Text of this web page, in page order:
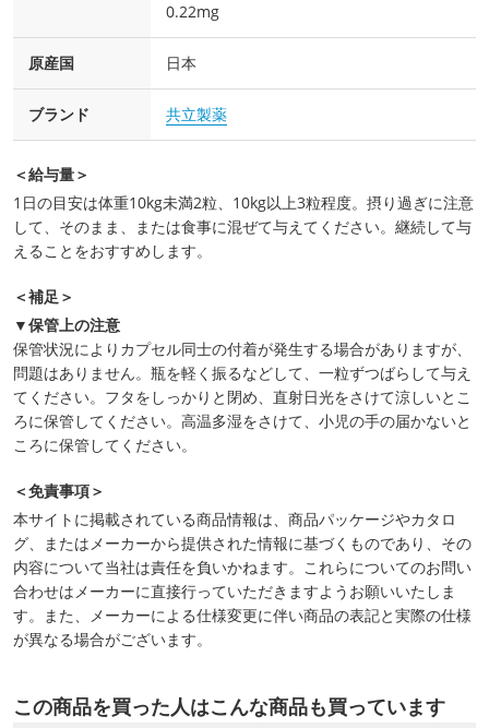
0.22mg
原産国 日本
ブランド 共立製薬
＜給与量＞
1日の目安は体重10kg未満2粒、10kg以上3粒程度。摂り過ぎに注意
して、そのまま、または食事に混ぜて与えてください。継続して与
えることをおすすめします。
＜補足＞
▼保管上の注意
保管状況によりカプセル同士の付着が発生する場合がありますが、
問題はありません。瓶を軽く振るなどして、一粒ずつばらして与え
てください。フタをしっかりと閉め、直射日光をさけて涼しいとこ
ろに保管してください。高温多湿をさけて、小児の手の届かないと
ころに保管してください。
＜免責事項＞
本サイトに掲載されている商品情報は、商品パッケージやカタロ
グ、またはメーカーから提供された情報に基づくものであり、その
内容について当社は責任を負いかねます。これらについてのお問い
合わせはメーカーに直接行っていただきますようお願いいたしま
す。また、メーカーによる仕様変更に伴い商品の表記と実際の仕様
が異なる場合がございます。
この商品を買った人はこんな商品も買っています